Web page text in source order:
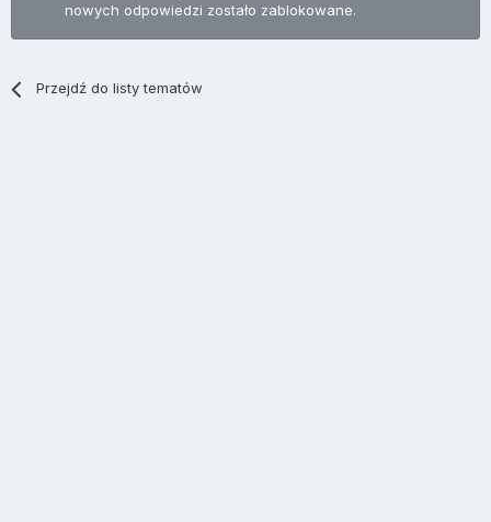
nowych odpowiedzi zostało zablokowane.
Przejdź do listy tematów